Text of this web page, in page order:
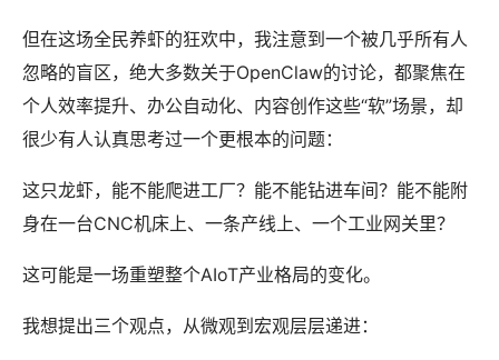
但在这场全民养虾的狂欢中，我注意到一个被几乎所有人
忽略的盲区，绝大多数关于OpenClaw的讨论，都聚焦在
个人效率提升、办公自动化、内容创作这些“软”场景，却
很少有人认真思考过一个更根本的问题：
这只龙虾，能不能爬进工厂？能不能钻进车间？能不能附
身在一台CNC机床上、一条产线上、一个工业网关里？
这可能是一场重塑整个AIoT产业格局的变化。
我想提出三个观点，从微观到宏观层层递进：